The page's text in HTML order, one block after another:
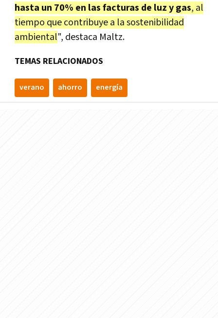
hasta un 70% en las facturas de luz y gas, al
tiempo que contribuye a la sostenibilidad
ambiental", destaca Maltz.
TEMAS RELACIONADOS
verano ahorro energía